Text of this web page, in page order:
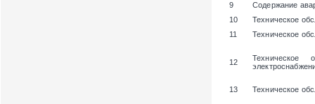
9
Содержание
10
Техническое
11
Техническое
12
Техническое
13 Техническое